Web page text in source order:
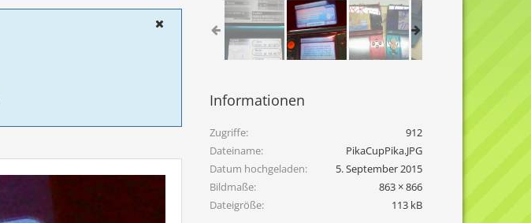
Informationen
Zugriffe
912
Dateiname
PikaCupPika.JPG
Datum hochgeladen
5. September 2015
Bildmaße
863 × 866
Dateigröße
113 kB